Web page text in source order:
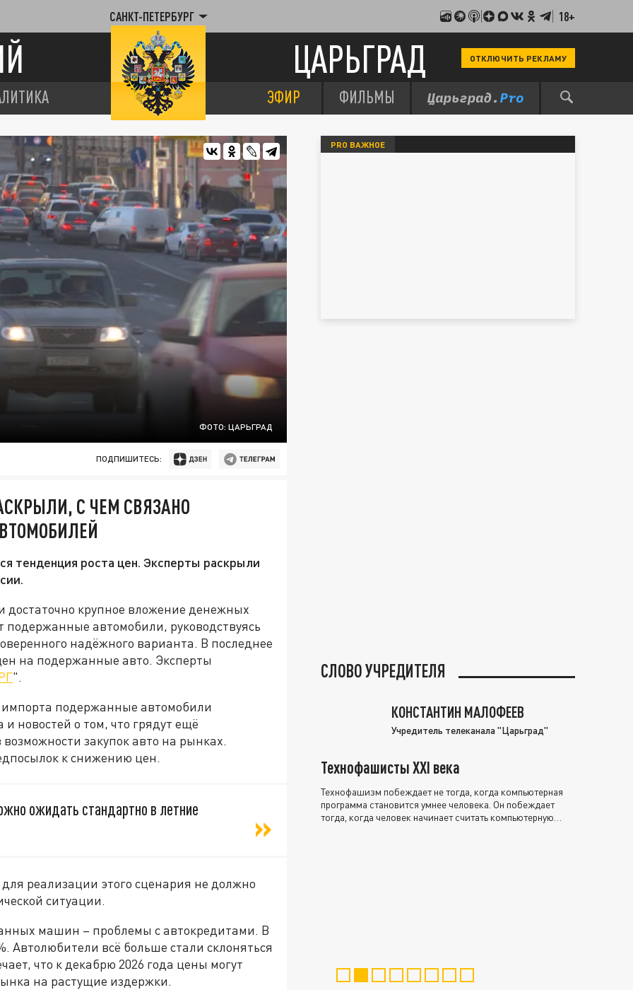
САНКТ-ПЕТЕРБУРГ 18+
ЦАРЬГРАД ОТКЛЮЧИТЬ РЕКЛАМУ
ЭФИР ФИЛЬМЫ
ФОТО: ЦАРЬГРАД
ПОДПИШИТЕСЬ:
С ЧЕМ СВЯЗАНО
тенденция роста цен. Эксперты раскрыли
достаточно крупное вложение денежных
автомобили, руководствуясь
надёжного варианта. В последнее
на подержанные авто. Эксперты
".
импорта подержанные автомобили
новостей о том, что грядут ещё
закупок авто на рынках.
к снижению цен.
ожидать стандартно в летние
реализации этого сценария не должно
ситуации.
машин – проблемы с автокредитами. В
Автолюбители всё больше стали склоняться
что к декабрю 2026 года цены могут
на растущие издержки.
PRO ВАЖНОЕ
СЛОВО УЧРЕДИТЕЛЯ
КОНСТАНТИН МАЛОФЕЕВ
Учредитель телеканала "Царьград"
Технофашисты XXI века
Технофашизм побеждает не тогда, когда компьютерная
программа становится умнее человека. Он побеждает
тогда, когда человек начинает считать компьютерную